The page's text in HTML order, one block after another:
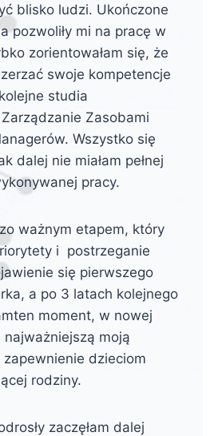
blisko ludzi. Ukończone
pozwoliły mi na pracę w
zorientowałam się, że
swoje kompetencje
studia
Zasobami
Wszystko się
dalej nie miałam pełnej
pracy.
ważnym etapem, który
i postrzeganie
się pierwszego
a po 3 latach kolejnego
moment, w nowej
moją
zapewnienie dzieciom
rodziny.
zaczęłam dalej